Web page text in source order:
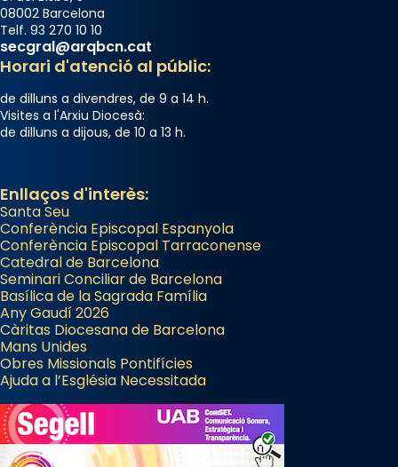
Acompanyant la història de sant Cugat, a
partir de l’Edat Mitjana sorgeix la tradició
que les santes Juliana (“relatiu a Júlia”) i
Semproniana (“relatiu a Semprònia =
eterna”) són deixebles seves. I l’any 1667, el
frare Joan Gaspar Roig, afirma en una obra
Mataró en reivindicarà les relíquies fins que
les aconseguirà el 1772. L’ofici que es canta
a la “Missa de les Santes” (“Missa de
Glòria”) fou composta el 1848 per Mn.
Manuel Blanch, amb aire d’òpera
italianitzant; s’interpreta per privilegi
pontifici, amb orquestra i cor, i té una
duració aproximada de tres hores. Després,
processó (recuperada el 1972) al voltant
del temple amb les relíquies de les santes.
Des de 1985 hi participa també un grup de
diablesses amb música i ball propis. Festa
gran a Mataró.
08002 Barcelona
Telf. 93 270 10 10
secgral@arqbcn.cat
Horari d'atenció al públic:
de dilluns a divendres, de 9 a 14 h.
Visites a l'Arxiu Diocesà:
de dilluns a dijous, de 10 a 13 h.
Enllaços d'interès:
Santa Seu
Conferència Episcopal Espanyola
Conferència Episcopal Tarraconense
Catedral de Barcelona
Seminari Conciliar de Barcelona
Basílica de la Sagrada Família
Any Gaudí 2026
Càritas Diocesana de Barcelona
Mans Unides
Obres Missionals Pontifícies
Ajuda a l’Església Necessitada